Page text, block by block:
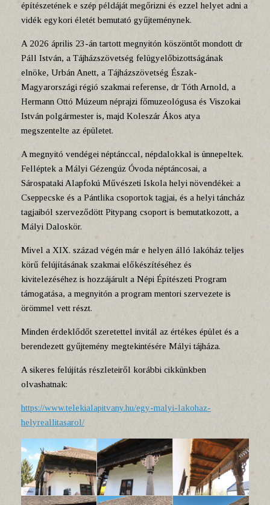
építészetének e szép példáját megőrizni és ezzel helyet adni a
vidék egykori életét bemutató gyűjteménynek.
A 2026 április 23-án tartott megnyitón köszöntőt mondott dr
Páll István, a Tájházszövetség felügyelőbizottságának
elnöke, Urbán Anett, a Tájházszövetség Észak-
Magyarországi régió szakmai referense, dr Tóth Arnold, a
Hermann Ottó Múzeum néprajzi főmuzeológusa és Viszokai
István polgármester is, majd Koleszár Ákos atya
megszentelte az épületet.
A megnyitó vendégei néptánccal, népdalokkal is ünnepeltek.
Felléptek a Mályi Gézengúz Óvoda néptáncosai, a
Sárospataki Alapfokú Művészeti Iskola helyi növendékei: a
Cseppecske és a Pántlika csoportok tagjai, és a helyi táncház
tagjaiból szerveződött Pitypang csoport is bemutatkozott, a
Mályi Daloskör.
Mivel a XIX. század végén már e helyen álló lakóház teljes
körű felújításának szakmai előkészítéséhez és
kivitelezéséhez is hozzájárult a Népi Építészeti Program
támogatása, a megnyitón a program mentori szervezete is
örömmel vett részt.
Minden érdeklődőt szeretettel invitál az értékes épület és a
berendezett gyűjtemény megtekintésére Mályi tájháza.
A sikeres felújítás részleteiről korábbi cikkünkben
olvashatnak:
https://www.telekialapitvany.hu/egy-malyi-lakohaz-
helyreallitasarol/